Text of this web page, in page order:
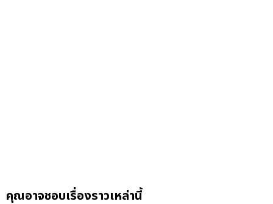
คุณอาจชอบเรื่องราวเหล่านี้